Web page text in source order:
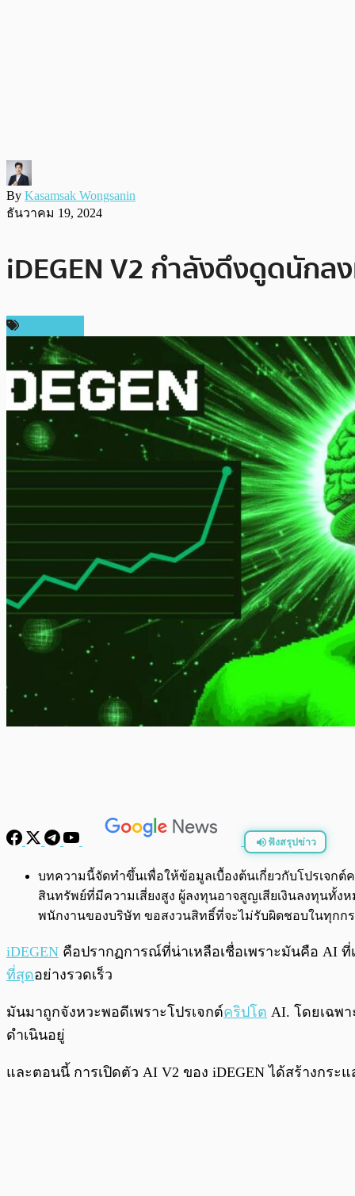
By Kasamsak Wongsanin
ธันวาคม 19, 2024
iDEGEN V2 กำลังดึงดูดนัก
ฟังสรุปข่าว
พร้อมเล่น
บทความนี้จัดทำขึ้นเพื่อให้ข้อมูลเบื้องต้นเกี่ยวกับโปรเจก
สินทรัพย์ที่มีความเสี่ยงสูง ผู้ลงทุนอาจสูญเสียเงินลงทุนทั้
พนักงานของบริษัท ขอสงวนสิทธิ์ที่จะไม่รับผิดชอบในทุกก
iDEGEN คือปรากฏการณ์ที่น่าเหลือเชื่อเพราะมันคือ AI
ที่สุดอย่างรวดเร็ว
มันมาถูกจังหวะพอดีเพราะโปรเจกต์คริปโต AI. โดยเฉพ
ดำเนินอยู่
และตอนนี้ การเปิดตัว AI V2 ของ iDEGEN ได้สร้างกร